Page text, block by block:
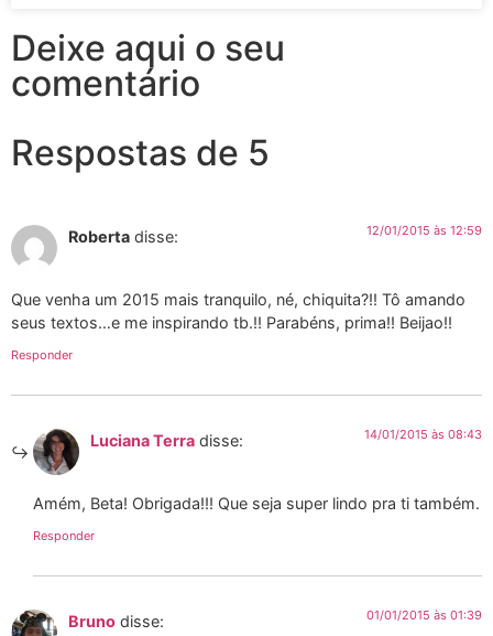
Deixe aqui o seu
comentário
Respostas de 5
Roberta disse: 12/01/2015 às 12:59
Que venha um 2015 mais tranquilo, né, chiquita?!! Tô amando
seus textos…e me inspirando tb.!! Parabéns, prima!! Beijao!!
Responder
Luciana Terra disse: 14/01/2015 às 08:43
Amém, Beta! Obrigada!!! Que seja super lindo pra ti também.
Responder
Bruno disse: 01/01/2015 às 01:39